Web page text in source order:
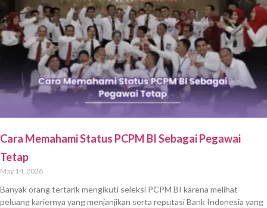
Cara Memahami Status PCPM BI Sebagai Pegawai
Tetap
May 14, 2026
Banyak orang tertarik mengikuti seleksi PCPM BI karena melihat
peluang kariernya yang menjanjikan serta reputasi Bank Indonesia yang